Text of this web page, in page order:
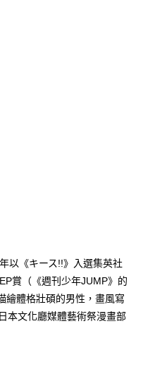
的支付方式。 讓您購物簡單
值。
帳。
將跳轉至「AFTEE先享後付」
完成結帳。
。
為交易完成。
但若您需要取消訂單，請聯絡
視為有效，需透過AFTEE先享
結帳頁面顯示為準，若有關於
問，請聯繫「AFTEE先享後付
以《キース!!》入選集英社
賞（《週刊少年JUMP》的
繪體格壯碩的男性，畫風寫
本文化廳媒體藝術祭漫畫部